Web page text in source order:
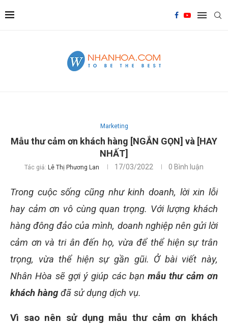
Marketing
Mẫu thư cảm ơn khách hàng [NGẮN GỌN] và [HAY
NHẤT]
Tác giả: Lê Thị Phương Lan 17/03/2022 0 Bình luận
Trong cuộc sống cũng như kinh doanh, lời xin lỗi
hay cảm ơn vô cùng quan trọng. Với lượng khách
hàng đông đảo của mình, doanh nghiệp nên gửi lời
cảm ơn và tri ân đến họ, vừa để thể hiện sự trân
trọng, vừa thể hiện sự gần gũi. Ở bài viết này,
Nhân Hòa sẽ gợi ý giúp các bạnmẫu thư cảm ơn
khách hàng đã sử dụng dịch vụ.
Vì sao nên sử dụng mẫu thư cảm ơn khách